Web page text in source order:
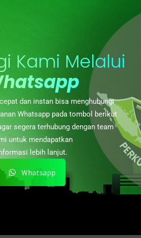
Kami Melalui
dan instan bisa menghubungi
Whatsapp pada tombol berikut
segera terhubung dengan team
untuk mendapatkan
lebih lanjut.
Whatsapp